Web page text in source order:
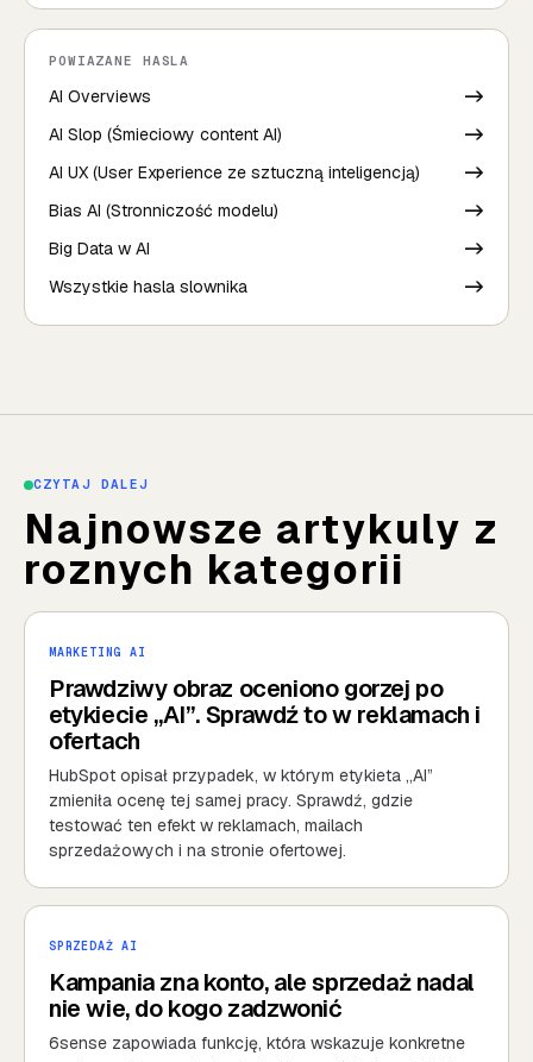
POWIAZANE HASLA
AI Overviews
->
AI Slop (Śmieciowy content AI)
->
AI UX (User Experience ze sztuczną inteligencją)
->
Bias AI (Stronniczość modelu)
->
Big Data w AI
->
Wszystkie hasla slownika
->
CZYTAJ DALEJ
Najnowsze artykuly z
roznych kategorii
MARKETING AI
Prawdziwy obraz oceniono gorzej po
etykiecie „AI”. Sprawdź to w reklamach i
ofertach
HubSpot opisał przypadek, w którym etykieta „AI”
zmieniła ocenę tej samej pracy. Sprawdź, gdzie
testować ten efekt w reklamach, mailach
sprzedażowych i na stronie ofertowej.
SPRZEDAŻ AI
Kampania zna konto, ale sprzedaż nadal
nie wie, do kogo zadzwonić
6sense zapowiada funkcję, która wskazuje konkretne